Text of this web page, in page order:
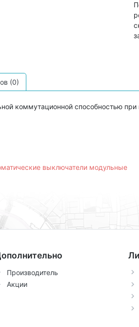
(0)
коммутационной способностью
выключатели модульные
Производитель
Акции